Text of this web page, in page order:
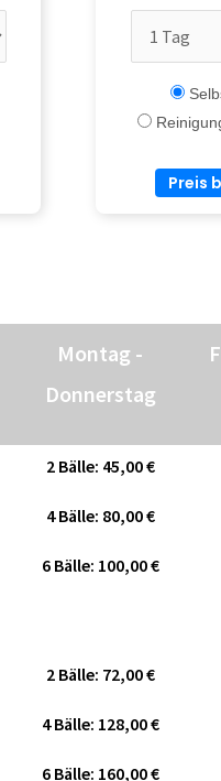
Preis
Montag -
Donnerstag
2 Bälle: 45,00 €
4 Bälle: 80,00 €
6 Bälle: 100,00 €
2 Bälle: 72,00 €
4 Bälle: 128,00 €
6 Bälle: 160,00 €